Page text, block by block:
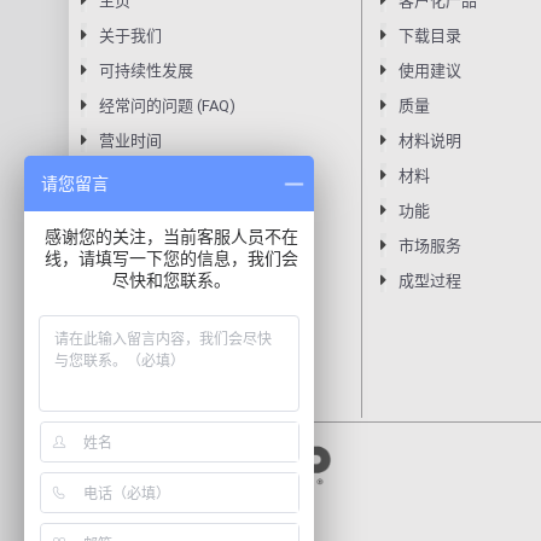
关于我们
可持续性发展
经常问的问题 (FAQ)
营业时间
CAREERS (USA)
隐私声明
条款
下载目录
使用建议
质量
材料说明
材料
功能
市场服务
成型过程
请您留言
感谢您的关注，当前客服人员不在
线，请填写一下您的信息，我们会
尽快和您联系。